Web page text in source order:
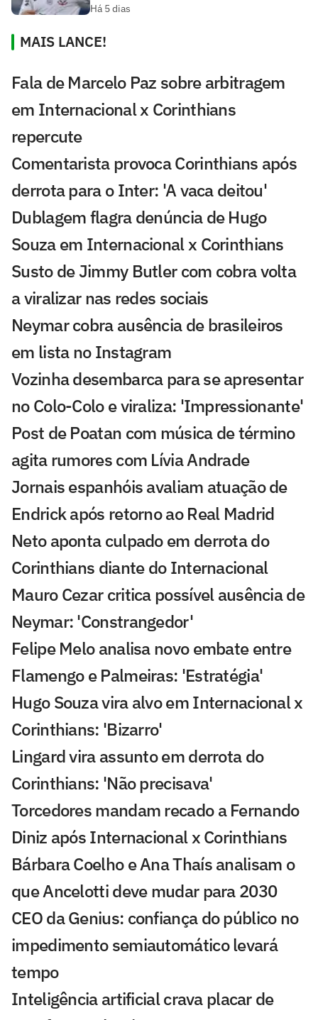
Há 5 dias
MAIS LANCE!
Fala de Marcelo Paz sobre arbitragem
em Internacional x Corinthians
repercute
Comentarista provoca Corinthians após
derrota para o Inter: 'A vaca deitou'
Dublagem flagra denúncia de Hugo
Souza em Internacional x Corinthians
Susto de Jimmy Butler com cobra volta
a viralizar nas redes sociais
Neymar cobra ausência de brasileiros
em lista no Instagram
Vozinha desembarca para se apresentar
no Colo-Colo e viraliza: 'Impressionante'
Post de Poatan com música de término
agita rumores com Lívia Andrade
Jornais espanhóis avaliam atuação de
Endrick após retorno ao Real Madrid
Neto aponta culpado em derrota do
Corinthians diante do Internacional
Mauro Cezar critica possível ausência de
Neymar: 'Constrangedor'
Felipe Melo analisa novo embate entre
Flamengo e Palmeiras: 'Estratégia'
Hugo Souza vira alvo em Internacional x
Corinthians: 'Bizarro'
Lingard vira assunto em derrota do
Corinthians: 'Não precisava'
Torcedores mandam recado a Fernando
Diniz após Internacional x Corinthians
Bárbara Coelho e Ana Thaís analisam o
que Ancelotti deve mudar para 2030
CEO da Genius: confiança do público no
impedimento semiautomático levará
tempo
Inteligência artificial crava placar de